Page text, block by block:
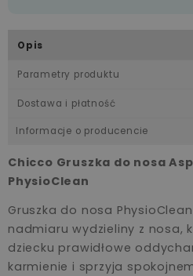
Opis
Parametry produktu
Dostawa i płatność
Informacje o producencie
Chicco Gruszka do nosa
PhysioClean
Gruszka do nosa
nadmiaru wydzieliny z nosa,
dziecku prawidłowe
karmienie i sprzyja